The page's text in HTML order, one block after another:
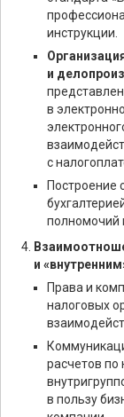
инструкции.
и
в
с
Построение
полномочий
и
Права и
налоговых
расчетов
в пользу